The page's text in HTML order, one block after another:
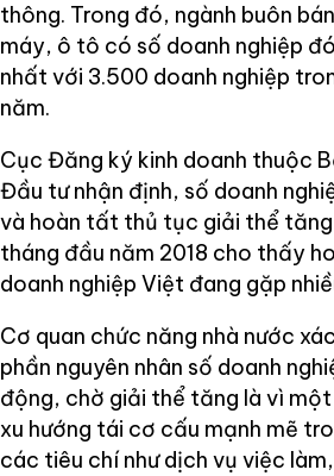
thông. Trong đó, ngành buôn
máy, ô tô có số doanh nghiệp
nhất với 3.500 doanh nghiệp
năm.
Cục Đăng ký kinh doanh thuộc
Đầu tư nhận định, số doanh
và hoàn tất thủ tục giải thể
tháng đầu năm 2018 cho thấy
doanh nghiệp Việt đang gặp
Cơ quan chức năng nhà nước
phần nguyên nhân số doanh
động, chờ giải thể tăng là vì
xu hướng tái cơ cấu mạnh mẽ
các tiêu chí như dịch vụ việc